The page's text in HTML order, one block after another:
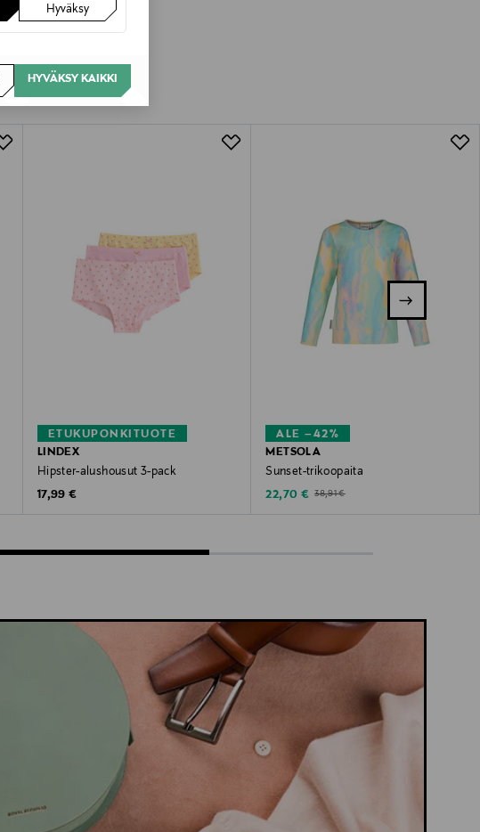
Hyväksy
HYVÄKSY KAIKKI
ETUKUPONKITUOTE
LINDEX
Hipster-alushousut 3-pack
Original Price
17,99 €
ALE –42%
METSOLA
Sunset-trikoopaita
Discounted Price
22,70 € Original Price
38,91 €